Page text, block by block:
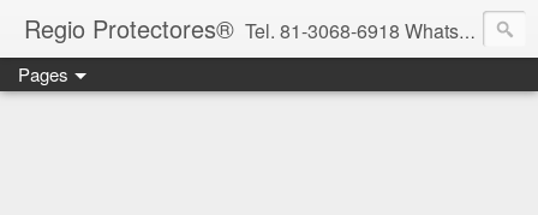
Regio Protectores® Tel. 81-3068-6918 WhatsApp 81-2636-2823 / 33-1145-3780 cotizacionregioprotectores@gmail.com / regioprotectores@gmail.com https://www.facebook.com/RegioProtectores/
Pages